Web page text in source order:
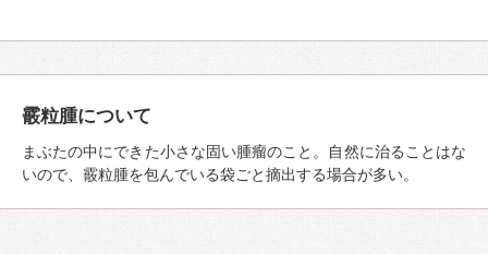
霰粒腫について
まぶたの中にできた小さな固い腫瘤のこと。自然に治ることはな
いので、霰粒腫を包んでいる袋ごと摘出する場合が多い。